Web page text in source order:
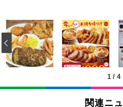
[EdoErgo] オフィス
い 跳ね上げ式アー
キング pc 事務椅子
ン樹脂ベース 通気
(黒網+黒枠+黒足)
￥5,699
SIHOO B100 オフィ
ュチェア 人間工学
EIZO ビジネス向け
EV3240X-WT | 31.5
イト
￥105,595
EIZO ビジネス向け
Amazonベーシック
回使い捨て 無香料
￥3,373
Amazonベーシック
x2袋(84枚) ホワイト
1 / 4
‹
関連ニ